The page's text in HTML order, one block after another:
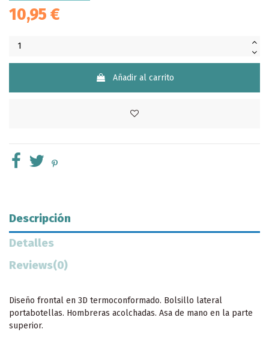
10,95 €
Añadir al carrito
Descripción
Detalles
Reviews(0)
Diseño frontal en 3D termoconformado. Bolsillo lateral
portabotellas. Hombreras acolchadas. Asa de mano en la parte
superior.